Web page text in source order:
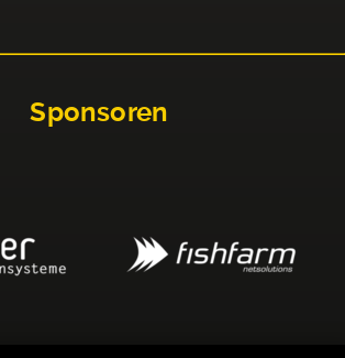
Sponsoren